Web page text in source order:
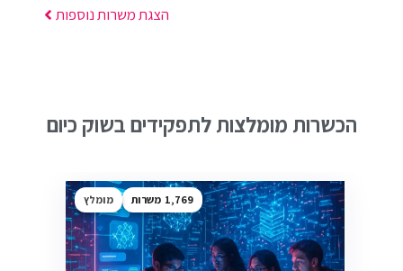
הצגת משרות נוספות
הכשרות מומלצות לתפקידים בשוק כיום
1,769 מומלץ